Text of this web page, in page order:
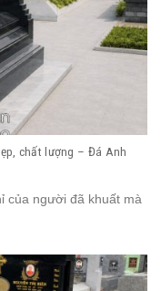
chất lượng – Đá Anh
của người đã khuất mà